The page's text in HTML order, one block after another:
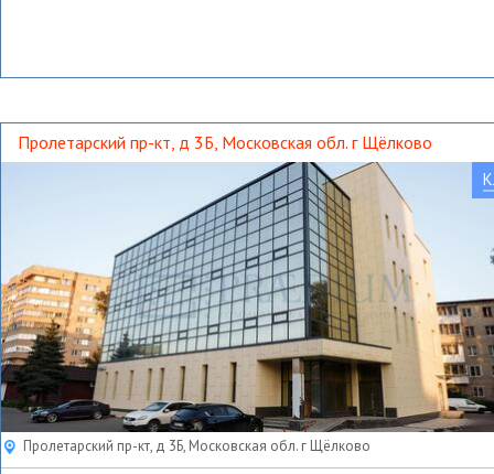
Пролетарский пр-кт, д 3Б, Московская обл. г Щёлково
Пролетарский пр-кт, д 3Б, Московская обл. г Щёлково